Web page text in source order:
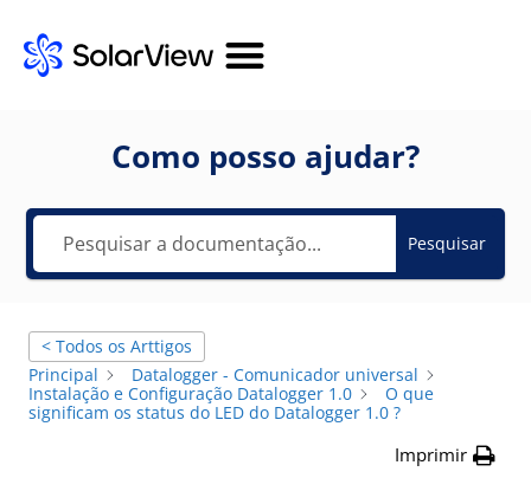
Como posso ajudar?
Pesquisar
< Todos os Arttigos
Principal
Datalogger - Comunicador universal
Instalação e Configuração Datalogger 1.0
O que
significam os status do LED do Datalogger 1.0 ?
Imprimir